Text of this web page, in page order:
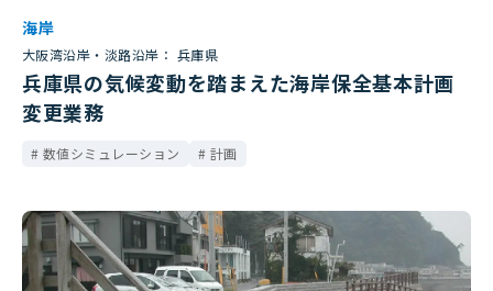
海岸
大阪湾沿岸・淡路沿岸： 兵庫県
兵庫県の気候変動を踏まえた海岸保全基本計画
変更業務
数値シミュレーション 計画